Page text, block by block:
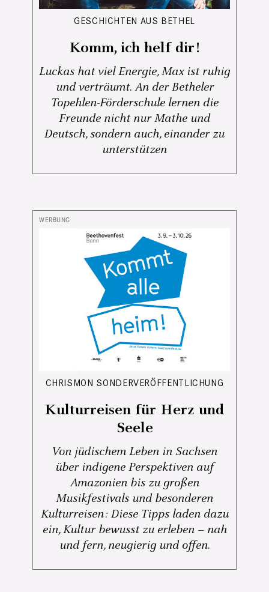
GESCHICHTEN AUS BETHEL
Komm, ich helf dir!
Luckas hat viel Energie, Max ist ruhig
und verträumt. An der Betheler
Topehlen-Förderschule lernen die
Freunde nicht nur Mathe und
Deutsch, sondern auch, einander zu
unterstützen
CHRISMON SONDERVERÖFFENTLICHUNG
Kulturreisen für Herz und
Seele
Von jüdischem Leben in Sachsen
über indigene Perspektiven auf
Amazonien bis zu großen
Musikfestivals und besonderen
Kulturreisen: Diese Tipps laden dazu
ein, Kultur bewusst zu erleben – nah
und fern, neugierig und offen.